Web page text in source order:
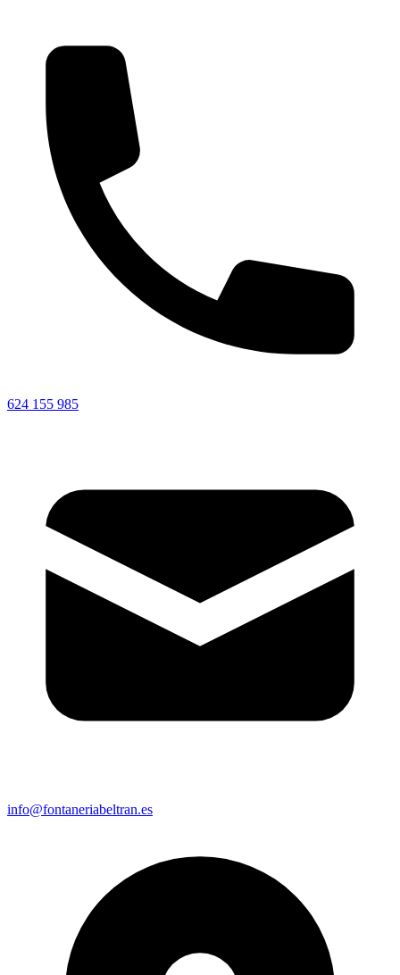
624 155 985
info@fontaneriabeltran.es